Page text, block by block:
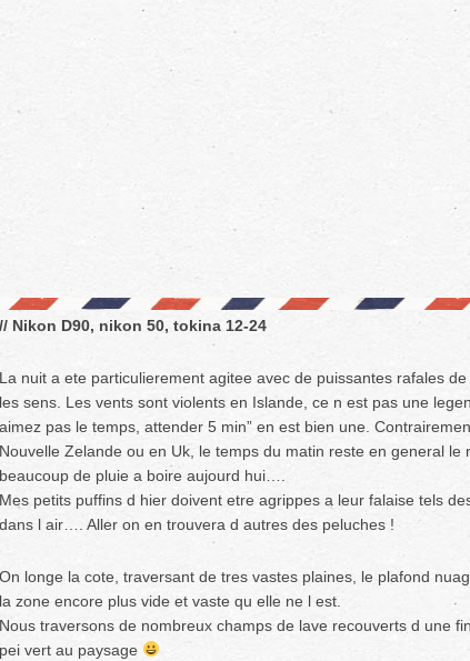
// Nikon D90, nikon 50, tokina 12-24
La nuit a ete particulierement agitee avec de puissantes rafales
les sens. Les vents sont violents en Islande, ce n est pas une
aimez pas le temps, attender 5 min” en est bien une.
Nouvelle Zelande ou en Uk, le temps du matin reste en general
beaucoup de pluie a boire aujourd hui….
Mes petits puffins d hier doivent etre agrippes a leur falaise tels
dans l air…. Aller on en trouvera d autres des peluches !
On longe la cote, traversant de tres vastes plaines, le plafond
la zone encore plus vide et vaste qu elle ne l est.
Nous traversons de nombreux champs de lave recouverts d une
pei vert au paysage